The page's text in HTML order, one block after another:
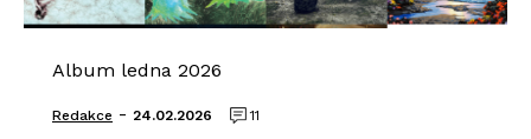
Album ledna 2026
Redakce - 24.02.2026 11